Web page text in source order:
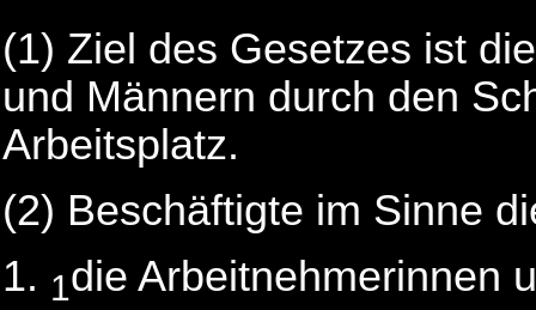
(1) Ziel des Gesetzes ist
und Männern durch den
Arbeitsplatz.
(2) Beschäftigte im Sinne
1die Arbeitnehmerinnen